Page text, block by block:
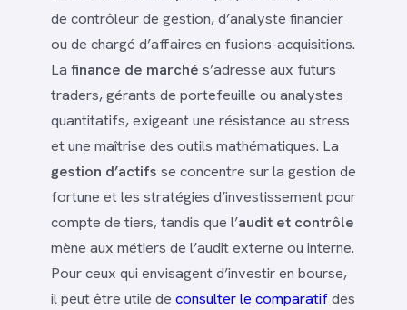
de contrôleur de gestion, d’analyste financier
ou de chargé d’affaires en fusions-acquisitions.
La finance de marché s’adresse aux futurs
traders, gérants de portefeuille ou analystes
quantitatifs, exigeant une résistance au stress
et une maîtrise des outils mathématiques. La
gestion d’actifs se concentre sur la gestion de
fortune et les stratégies d’investissement pour
compte de tiers, tandis que l’audit et contrôle
mène aux métiers de l’audit externe ou interne.
Pour ceux qui envisagent d’investir en bourse,
il peut être utile de consulter le comparatifdes